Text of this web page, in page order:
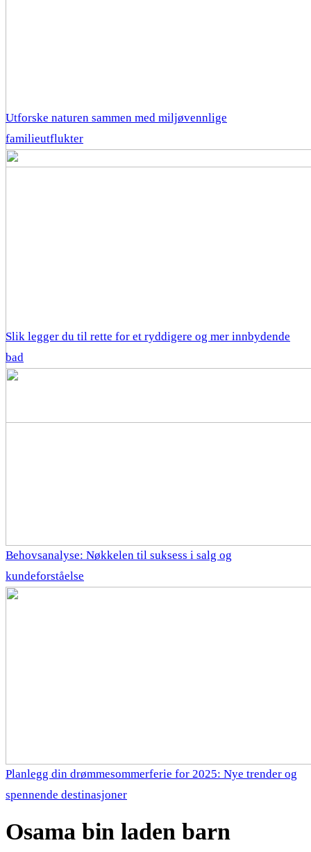
Utforske naturen sammen med miljøvennlige
familieutflukter
Slik legger du til rette for et ryddigere og mer innbydende
bad
Behovsanalyse: Nøkkelen til suksess i salg og
kundeforståelse
Planlegg din drømmesommerferie for 2025: Nye trender og
spennende destinasjoner
Osama bin laden barn